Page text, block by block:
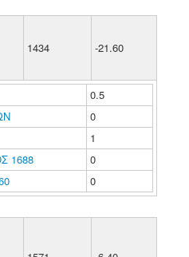
1434 -21.60
0.5
0
1
1688
0
0